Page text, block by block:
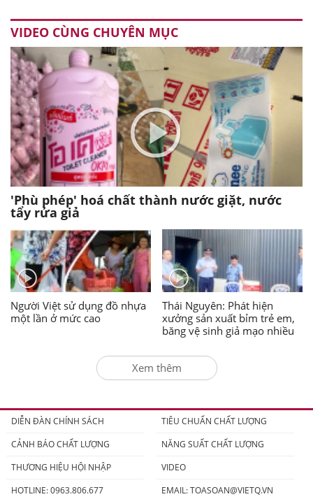
VIDEO CÙNG CHUYÊN MỤC
'Phù phép' hoá chất thành nước giặt, nước
tẩy rửa giả
Người Việt sử dụng đồ nhựa
một lần ở mức cao
Thái Nguyên: Phát hiện
xưởng sản xuất bỉm trẻ em,
băng vệ sinh giả mạo nhiều
Xem thêm
DIỄN ĐÀN CHÍNH SÁCH
TIÊU CHUẨN CHẤT LƯỢNG
CẢNH BÁO CHẤT LƯỢNG
NĂNG SUẤT CHẤT LƯỢNG
THƯƠNG HIỆU HỘI NHẬP
VIDEO
HOTLINE: 0963.806.677
EMAIL:TOASOAN@VIETQ.VN